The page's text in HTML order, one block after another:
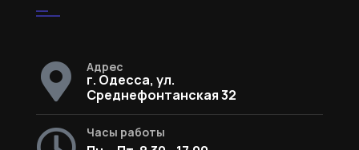
Адрес
г. Одесса, ул.
Среднефонтанская 32
Часы работы